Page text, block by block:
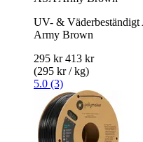
UV- & Väderbeständigt
Army Brown
295 kr 413 kr
(295 kr / kg)
5.0 (3)